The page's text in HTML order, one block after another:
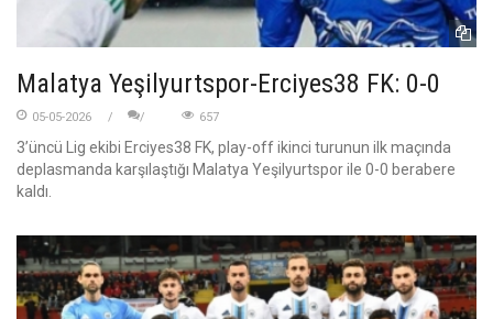
Malatya Yeşilyurtspor-Erciyes38 FK: 0-0
05-05-2026 657
3’üncü Lig ekibi Erciyes38 FK, play-off ikinci turunun ilk maçında
deplasmanda karşılaştığı Malatya Yeşilyurtspor ile 0-0 berabere
kaldı.